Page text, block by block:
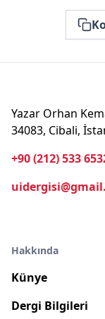
Yazar Orhan
34083, Cibali,
+90 (212) 533
Hakkında
Künye
Dergi Bilgileri